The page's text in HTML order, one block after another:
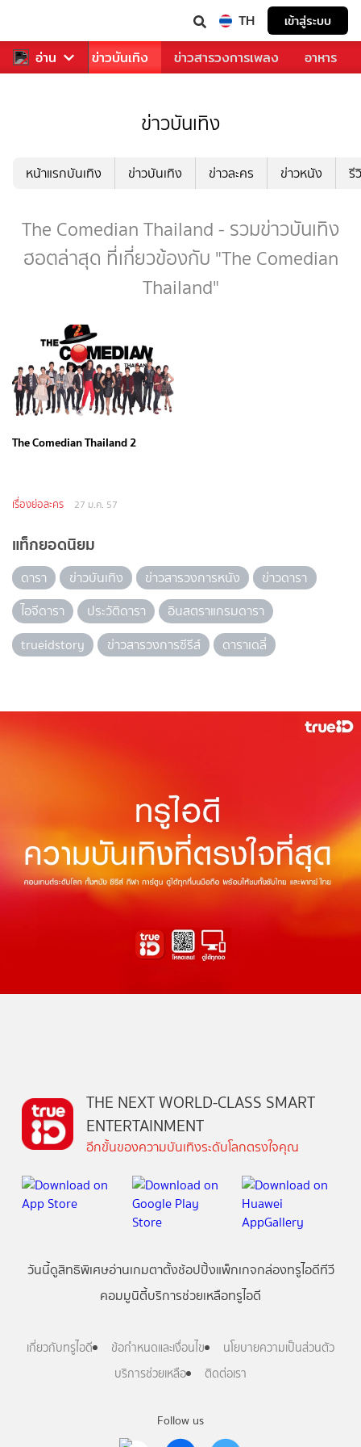
TH เข้าสู่ระบบ
อ่าน
ฬา ข่าว ข่าวบันเทิง ข่าวสารวงการเพลง อาหาร
ข่าวบันเทิง
หน้าแรกบันเทิง ข่าวบันเทิง ข่าวละคร ข่าวหนัง รี
The Comedian Thailand - รวมข่าวบันเทิง
ฮอตล่าสุด ที่เกี่ยวข้องกับ "The Comedian
Thailand"
The Comedian Thailand 2
เรื่องย่อละคร 27 ม.ค. 57
แท็กยอดนิยม
ดารา ข่าวบันเทิง ข่าวสารวงการหนัง
ข่าวดารา
ไอจีดารา
ประวัติดารา
อินสตราแกรมดารา
trueidstory
ข่าวสารวงการซีรีส์ ดาราเดลี่
Follow us
THE NEXT WORLD-CLASS SMART
ENTERTAINMENT
อีกขั้นของความบันเทิงระดับโลกตรงใจคุณ
วันนี้ดูสิทธิพิเศษอ่านเกมตาตั้งช้อปปิ้งแพ็กเกจกล่องทรูไอดีทีวี
คอมมูนิตี้บริการช่วยเหลือทรูไอดี
เกี่ยวกับทรูไอดี ข้อกำหนดและเงื่อนไข
นโยบายความเป็นส่วนตัว
บริการช่วยเหลือ
ติดต่อเรา